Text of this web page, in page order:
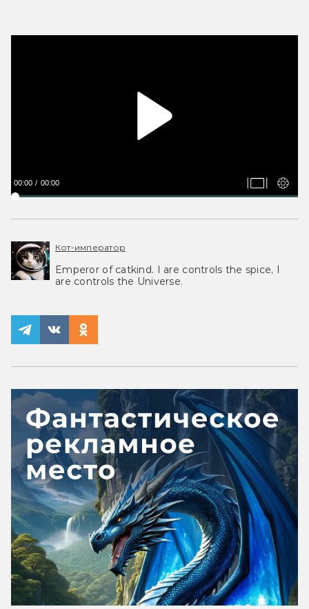
00:00 00:00
Кот-император
Emperor of catkind. I are controls the spice, I
are controls the Universe.